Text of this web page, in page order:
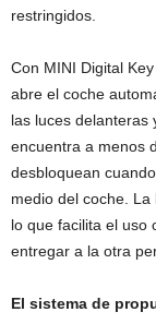
restringidos.
Con MINI Digital
abre el coche
las luces delanteras
encuentra a menos
desbloquean
medio del coche.
lo que facilita el uso
entregar a la otra
El sistema de